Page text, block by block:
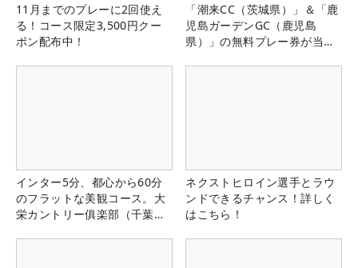
11月までのプレーに2回使え
る！コース限定3,500円クー
ポン配布中！
「潮来CC（茨城県）」＆「鹿
児島ガーデンGC（鹿児島
県）」の無料プレー券が当た
インター5分、都心から60分
のフラットな美観コース。大
栄カントリー俱楽部（千葉
ネクストヒロイン選手とラウ
ンドできるチャンス！詳しく
はこちら！